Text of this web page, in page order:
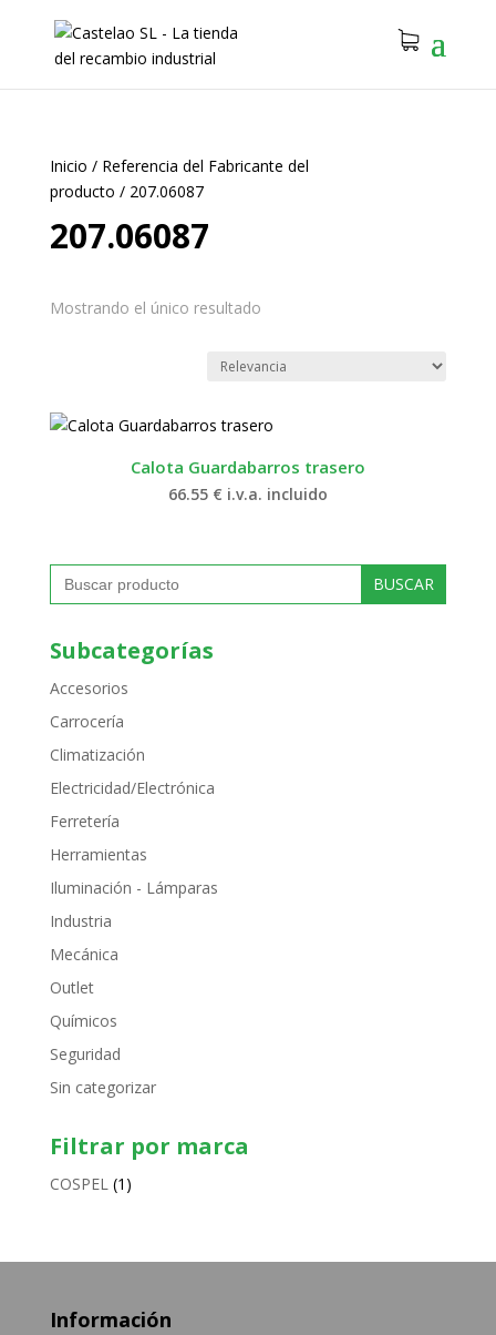
Inicio / Referencia del Fabricante del
producto / 207.06087
207.06087
Mostrando el único resultado
Calota Guardabarros trasero
66.55 € i.v.a. incluido
Buscar:
Subcategorías
Accesorios
Carrocería
Climatización
Electricidad/Electrónica
Ferretería
Herramientas
Iluminación - Lámparas
Industria
Mecánica
Outlet
Químicos
Seguridad
Sin categorizar
Filtrar por marca
COSPEL (1)
Información